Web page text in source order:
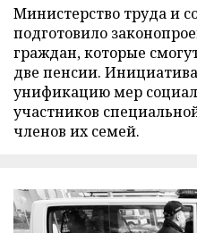
Министерство труда и
подготовило
граждан, которые
две пенсии.
унификацию мер
участников
членов их семей.